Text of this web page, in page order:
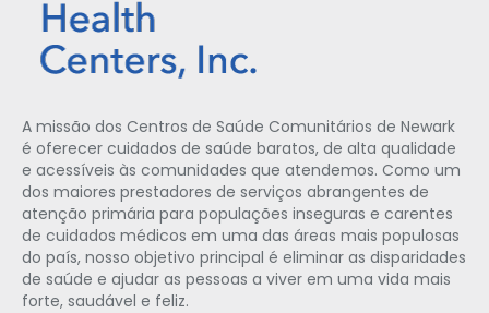
A missão dos Centros de Saúde Comunitários de Newark
é oferecer cuidados de saúde baratos, de alta qualidade
e acessíveis às comunidades que atendemos. Como um
dos maiores prestadores de serviços abrangentes de
atenção primária para populações inseguras e carentes
de cuidados médicos em uma das áreas mais populosas
do país, nosso objetivo principal é eliminar as disparidades
de saúde e ajudar as pessoas a viver em uma vida mais
forte, saudável e feliz.